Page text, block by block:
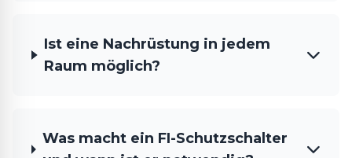
Ist eine Nachrüstung in jedem
Raum möglich?
Was macht ein FI-Schutzschalter